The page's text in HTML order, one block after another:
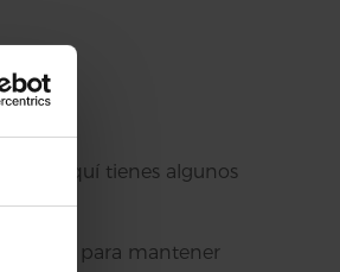
Aquí tienes algunos
ideal para mantener